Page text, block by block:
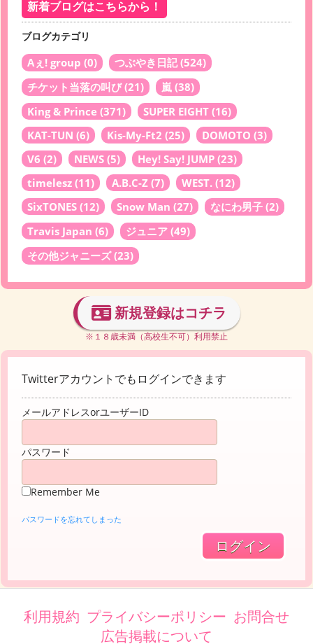
新着ブログはこちらから！
ブログカテゴリ
Aぇ! group (0) つぶやき日記(524)
チケット当落の叫び(21) 嵐 (38)
King & Prince (371) SUPER EIGHT (16)
KAT-TUN (6) Kis-My-Ft2 (25) DOMOTO (3)
V6 (2) NEWS (5) Hey! Say! JUMP (23)
timelesz (11) A.B.C-Z (7) WEST. (12)
SixTONES (12) Snow Man (27) なにわ男子 (2)
Travis Japan (6) ジュニア (49)
その他ジャニーズ(23)
新規登録はコチラ
※１８歳未満（高校生不可）利用禁止
Twitterアカウントでもログインできます
メールアドレスorユーザーID
パスワード
Remember Me
パスワードを忘れてしまった
利用規約 プライバシーポリシー お問合せ
広告掲載について